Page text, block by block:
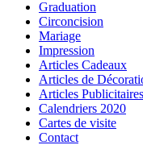
Graduation
Circoncision
Mariage
Impression
Articles Cadeaux
Articles de
Articles Publicitaires
Calendriers 2020
Cartes de visite
Contact